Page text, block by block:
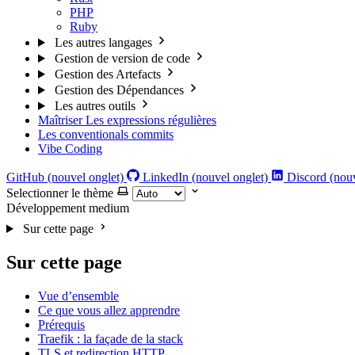
PHP
Ruby
Les autres langages
Gestion de version de code
Gestion des Artefacts
Gestion des Dépendances
Les autres outils
Maîtriser Les expressions régulières
Les conventionals commits
Vibe Coding
GitHub (nouvel onglet) LinkedIn (nouvel onglet) Discord
Selectionner le thème
Développement medium
Sur cette page
Sur cette page
Vue d’ensemble
Ce que vous allez apprendre
Prérequis
Traefik : la façade de la stack